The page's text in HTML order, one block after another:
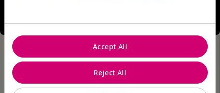
Reject All
Accept All